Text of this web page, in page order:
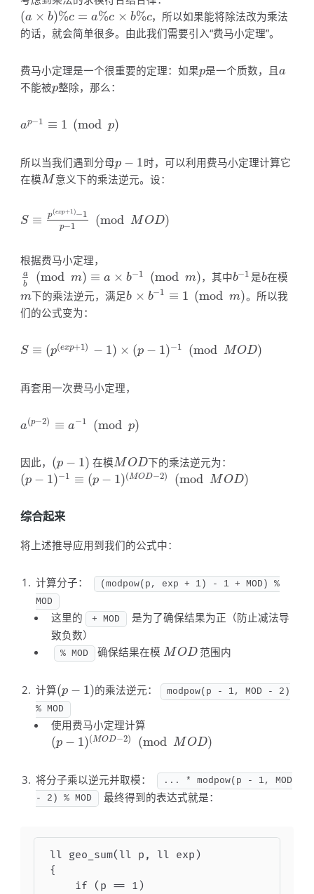
(a × b)%c = a%c × b%c
(a× b) %c=a% c× b%c
，所以如果能将除法改为乘法
的话，就会简单很多。由此我们需要引入“费马小定理”。
费马小定理是一个很重要的定理：如果p
p是一个质数，且a
a
不能被p
p整除，那么：
ap−1 ≡ 1 (mod p)
ap−1 ≡1 modp)
所以当我们遇到分母p − 1
p −1
时，可以利用费马小定理计算它
在模M
M 意义下的乘法逆元。设：
S ≡ p(exp+1 )−1
p−1 (mod M OD)
S≡ p( exp+1)−1p −1(modMOD)
根据费马小定理，
a
b
(mod m) ≡ a × b−1 (mod m)
ab modm ≡a× b− 1( modm) ，其中b−1
b−1是b
b在模
m
m下的乘法逆元，满足b × b−1 ≡ 1 (mod m)
b ×b −1≡ 1(modm)
。所以我
们的公式变为：
S ≡ (p(exp+1 ) − 1) × (p − 1)−1 (mod MOD)
S≡ (p exp+1)−1 ×(p−1 )− 1(modMOD )
再套用一次费马小定理，
a(p−2) ≡ a−1 (mod p)
a(p−2) ≡a−1(modp)
因此， (p − 1)
(p−1) 在模M OD
MOD 下的乘法逆元为：
(p − 1)−1 ≡ (p − 1)(MOD−2) (mod M OD)
(p−1) −1≡(p −1 )(M OD−2)(modM OD)
综合起来
将上述推导应用到我们的公式中：
计算分子：
(modpow(p, exp + 1) - 1 + MOD) %
MOD
这里的 + MOD
是为了确保结果为正（防止减法导
致负数）
% MOD 确保结果在模M OD
MOD 范围内
计算(p − 1)
(p−1) 的乘法逆元：
modpow(p - 1, MOD - 2)
% MOD
使用费马小定理计算
(p − 1)(MOD−2) (mod M OD)
(p−1) (MOD−2)(modMOD )
将分子乘以逆元并取模：
... * modpow(p - 1, MOD
- 2) % MOD
最终得到的表达式就是：
ll geo_sum(ll p, ll exp)
{
    if (p == 1)